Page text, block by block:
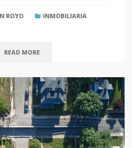
ROYO INMOBILIARIA
READ MORE